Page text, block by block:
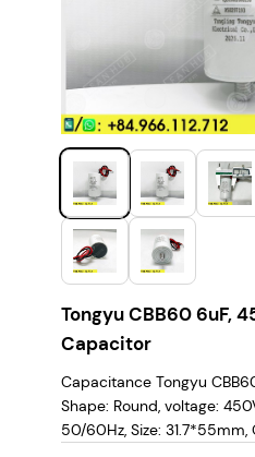
Tongyu CBB60 6uF,
Capacitor
Capacitance Tongyu
Shape: ‎Round, voltage:
50/60Hz, Size: 31.7*55mm,